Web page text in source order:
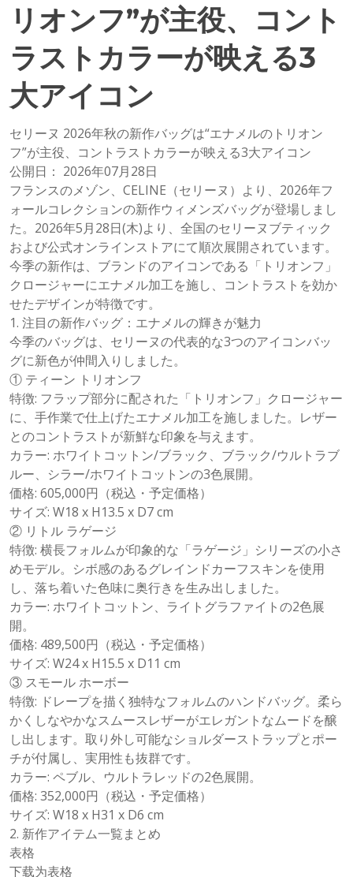
リオンフ”が主役、コント
ラストカラーが映える3
大アイコン
セリーヌ 2026年秋の新作バッグは“エナメルのトリオン
フ”が主役、コントラストカラーが映える3大アイコン
公開日： 2026年07月28日
フランスのメゾン、CELINE（セリーヌ）より、2026年フ
ォールコレクションの新作ウィメンズバッグが登場しまし
た。2026年5月28日(木)より、全国のセリーヌブティック
および公式オンラインストアにて順次展開されています。
今季の新作は、ブランドのアイコンである「トリオンフ」
クロージャーにエナメル加工を施し、コントラストを効か
せたデザインが特徴です。
1. 注目の新作バッグ：エナメルの輝きが魅力
今季のバッグは、セリーヌの代表的な3つのアイコンバッ
グに新色が仲間入りしました。
① ティーン トリオンフ
特徴: フラップ部分に配された「トリオンフ」クロージャー
に、手作業で仕上げたエナメル加工を施しました。レザー
とのコントラストが新鮮な印象を与えます。
カラー: ホワイトコットン/ブラック、ブラック/ウルトラブ
ルー、シラー/ホワイトコットンの3色展開。
価格: 605,000円（税込・予定価格）
サイズ: W18 x H13.5 x D7 cm
② リトル ラゲージ
特徴: 横長フォルムが印象的な「ラゲージ」シリーズの小さ
めモデル。シボ感のあるグレインドカーフスキンを使用
し、落ち着いた色味に奥行きを生み出しました。
カラー: ホワイトコットン、ライトグラファイトの2色展
開。
価格: 489,500円（税込・予定価格）
サイズ: W24 x H15.5 x D11 cm
③ スモール ホーボー
特徴: ドレープを描く独特なフォルムのハンドバッグ。柔ら
かくしなやかなスムースレザーがエレガントなムードを醸
し出します。取り外し可能なショルダーストラップとポー
チが付属し、実用性も抜群です。
カラー: ペブル、ウルトラレッドの2色展開。
価格: 352,000円（税込・予定価格）
サイズ: W18 x H31 x D6 cm
2. 新作アイテム一覧まとめ
表格
下载为表格